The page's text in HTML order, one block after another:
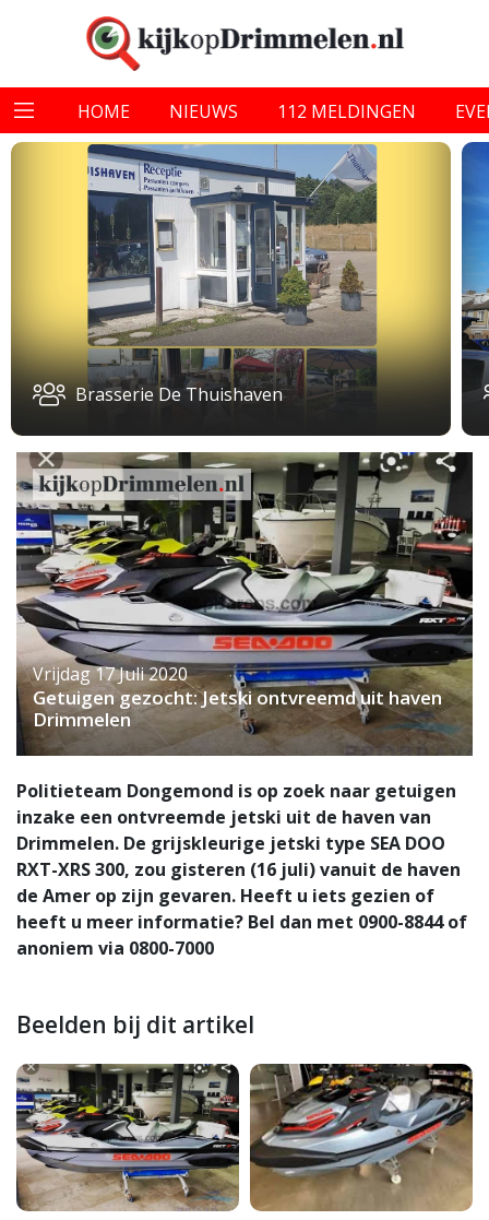
HOME NIEUWS 112 MELDINGEN
Brasserie De Thuishaven
Vrijdag 17 Juli 2020
Getuigen gezocht: Jetski ontvreemd uit haven
Drimmelen
Politieteam Dongemond is op zoek naar getuigen
inzake een ontvreemde jetski uit de haven van
Drimmelen. De grijskleurige jetski type SEA DOO
RXT-XRS 300, zou gisteren (16 juli) vanuit de haven
de Amer op zijn gevaren. Heeft u iets gezien of
heeft u meer informatie? Bel dan met 0900-8844 of
anoniem via 0800-7000
Beelden bij dit artikel